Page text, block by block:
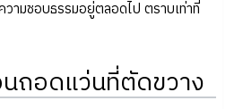
ามชอบธรรมอยู่ตลอดไป ตราบเท่าที่
ถอดแว่นที่ตัดขวาง